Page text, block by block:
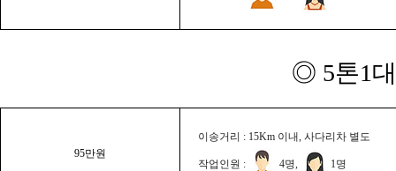
◎ 5톤1
95만원
이송거리 : 15Km 이내, 사다리차 별도
작업인원 : 4명, 1명